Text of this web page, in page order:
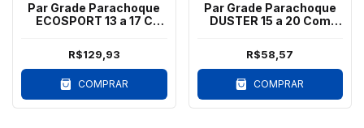
Par Grade Parachoque
ECOSPORT 13 a 17 C
R$129,93
COMPRAR
Par Grade Parachoque
DUSTER 15 a 20 Com
R$58,57
COMPRAR